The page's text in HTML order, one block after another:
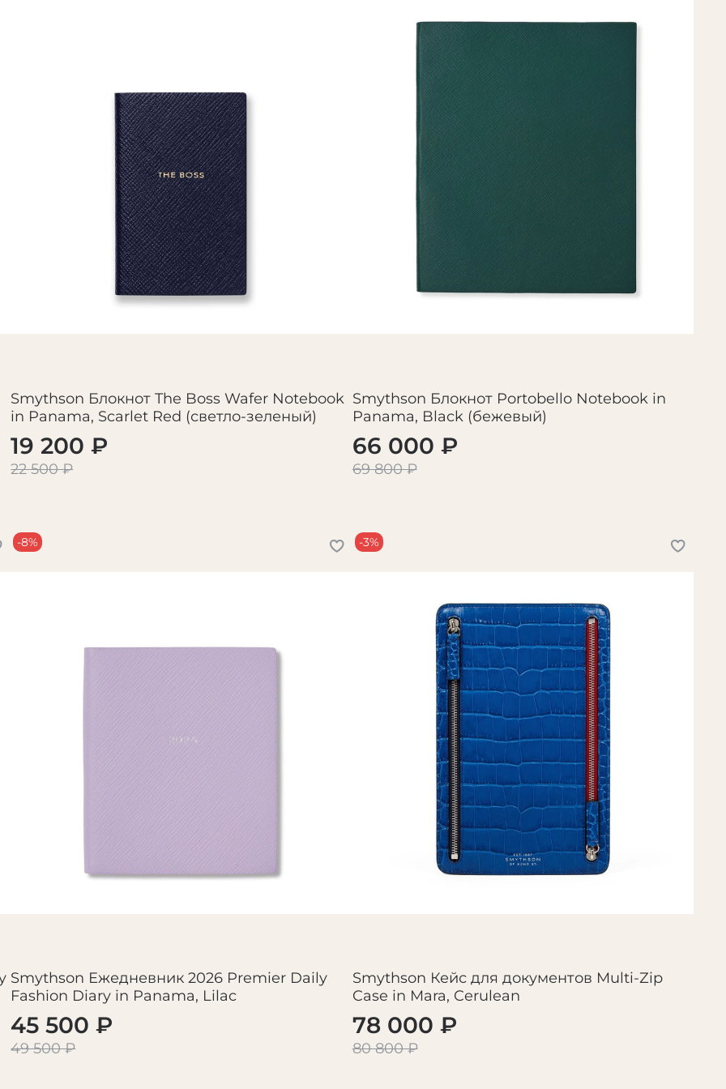
Smythson Блокнот The Boss Wafer Notebook
in Panama, Scarlet Red (светло-зеленый)
19 200 ₽
22 500 ₽
Smythson Блокнот Portobello Notebook in
Panama, Black (бежевый)
66 000 ₽
69 800 ₽
-8%
Smythson Ежедневник 2026 Premier Daily
Fashion Diary in Panama, Lilac
45 500 ₽
49 500 ₽
-3%
Smythson Кейс для документов Multi-Zip
Case in Mara, Cerulean
78 000 ₽
80 800 ₽